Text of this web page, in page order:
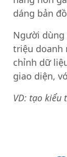
dáng bản
Người dùng
triệu doanh
chỉnh dữ
giao diện,
VD: tạo kiểu